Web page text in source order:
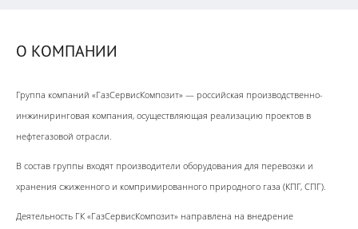
О КОМПАНИИ
Группа компаний «ГазСервисКомпозит» — российская производственно-
инжиниринговая компания, осуществляющая реализацию проектов в
нефтегазовой отрасли.
В состав группы входят производители оборудования для перевозки и
хранения сжиженного и компримированного природного газа (КПГ, СПГ).
Деятельность ГК «ГазСервисКомпозит» направлена на внедрение